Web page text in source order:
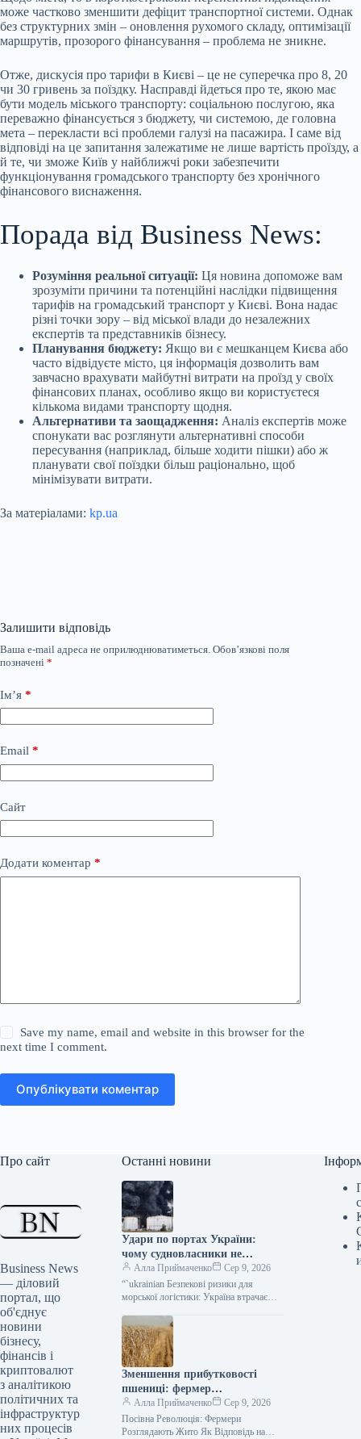
може частково зменшити дефіцит транспортної системи. Однак
без структурних змін – оновлення рухомого складу, оптимізації
маршрутів, прозорого фінансування – проблема не зникне.
Отже, дискусія про тарифи в Києві – це не суперечка про 8, 20
чи 30 гривень за поїздку. Насправді йдеться про те, якою має
бути модель міського транспорту: соціальною послугою, яка
переважно фінансується з бюджету, чи системою, де головна
мета – перекласти всі проблеми галузі на пасажира. І саме від
відповіді на це запитання залежатиме не лише вартість проїзду, а
й те, чи зможе Київ у найближчі роки забезпечити
функціонування громадського транспорту без хронічного
фінансового виснаження.
Порада від Business News:
Розуміння реальної ситуації: Ця новина допоможе вам
зрозуміти причини та потенційні наслідки підвищення
тарифів на громадський транспорт у Києві. Вона надає
різні точки зору – від міської влади до незалежних
експертів та представників бізнесу.
Планування бюджету: Якщо ви є мешканцем Києва або
часто відвідуєте місто, ця інформація дозволить вам
завчасно врахувати майбутні витрати на проїзд у своїх
фінансових планах, особливо якщо ви користуєтеся
кількома видами транспорту щодня.
Альтернативи та заощадження: Аналіз експертів може
спонукати вас розглянути альтернативні способи
пересування (наприклад, більше ходити пішки) або ж
планувати свої поїздки більш раціонально, щоб
мінімізувати витрати.
За матеріалами: kp.ua
Залишити відповідь
Ваша e-mail адреса не оприлюднюватиметься. Обов’язкові поля
позначені *
Ім’я *
Email *
Сайт
Додати коментар *
Save my name, email and website in this browser for the
next time I comment.
Опублікувати коментар
Про сайт
Business News
— діловий
портал, що
об'єднує
новини
бізнесу,
фінансів і
криптовалют
з аналітикою
політичних та
інфраструктур
них процесів
Останні новини
Удари по портах України:
чому судновласники не
повертаються, навіть за
подвійний фрахт
Алла Приймаченко
Сер 9, 2026
“`ukrainian Безпекові ризики для
морської логістики: Україна втрачає
Атаки на українські порти Російські
воєнні дії…
Зменшення прибутковості
пшениці: фермер
переключається на
вирощування жита.
Алла Приймаченко
Сер 9, 2026
Посівна Революція: Фермери
Розглядають Жито Як Відповідь на